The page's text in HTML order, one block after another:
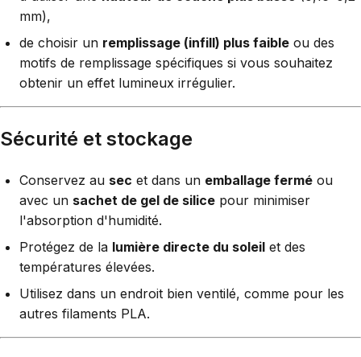
mm),
de choisir un remplissage (infill) plus faible ou des
motifs de remplissage spécifiques si vous souhaitez
obtenir un effet lumineux irrégulier.
Sécurité et stockage
Conservez au sec et dans un emballage fermé ou
avec un sachet de gel de silice pour minimiser
l'absorption d'humidité.
Protégez de la lumière directe du soleil et des
températures élevées.
Utilisez dans un endroit bien ventilé, comme pour les
autres filaments PLA.